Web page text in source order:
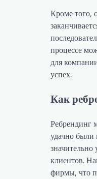
Кроме того,
процессе
для
успех.
Как
Ребрендинг
удачно были
клиентов.
фирмы, что